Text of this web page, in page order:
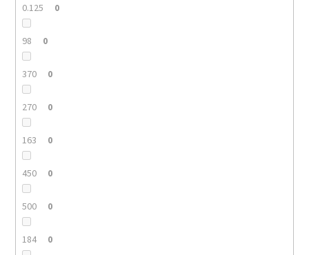
0.125 0
98 0
370 0
270 0
163 0
450 0
500 0
184 0